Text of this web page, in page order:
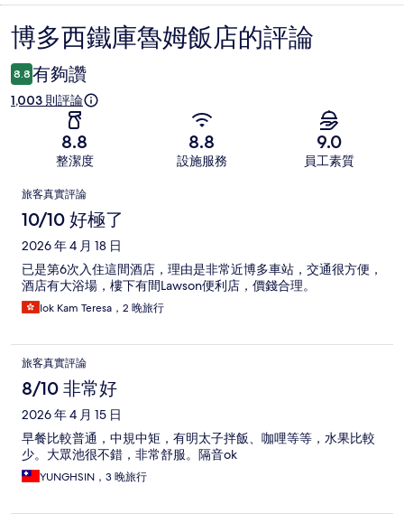
評
論
博多西鐵庫魯姆飯店的評論
8.8 有夠讚
1,003 則評論
8.8
整潔度
8.8
設施服務
9.0
員工素質
評
論
旅客真實評論
10/10 好極了
2026 年 4 月 18 日
已是第6次入住這間酒店，理由是非常近博多車站，交通很方便，
酒店有大浴場，樓下有間Lawson便利店，價錢合理。
Iok Kam Teresa，2 晚旅行
旅客真實評論
8/10 非常好
2026 年 4 月 15 日
早餐比較普通，中規中矩，有明太子拌飯、咖哩等等，水果比較
少。大眾池很不錯，非常舒服。隔音ok
YUNGHSIN，3 晚旅行